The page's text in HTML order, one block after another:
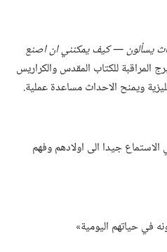
يسألون —‏ كيف يمكنني ان اصنع
المراقبة للكتاب المقدس والكراريس
ويمنح الاحداث مساعدة عملية.‏
جيدا الى اولادهم وفهم
في حياتهم اليومية»‏